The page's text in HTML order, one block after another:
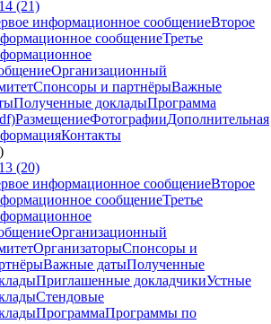
(21)
информационное сообщениеВторое
сообщениеТретье
Организационный
Спонсоры и партнёрыВажные
Полученные докладыПрограмма
РазмещениеФотографииДополнительная
Контакты
(20)
информационное сообщениеВторое
сообщениеТретье
Организационный
ОрганизаторыСпонсоры и
Важные датыПолученные
Приглашенные докладчикиУстные
Стендовые
ПрограммаПрограммы по